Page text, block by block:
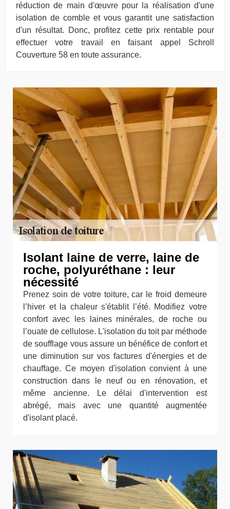
réduction de main d'œuvre pour la réalisation d'une
isolation de comble et vous garantit une satisfaction
d'un résultat. Donc, profitez cette prix rentable pour
effectuer votre travail en faisant appel Schroll
Couverture 58 en toute assurance.
Isolant laine de verre, laine de
roche, polyuréthane : leur
nécessité
Prenez soin de votre toiture, car le froid demeure
l’hiver et la chaleur s'établit l’été. Modifiez votre
confort avec les laines minérales, de roche ou
l’ouate de cellulose. L'isolation du toit par méthode
de soufflage vous assure un bénéfice de confort et
une diminution sur vos factures d'énergies et de
chauffage. Ce moyen d'isolation convient à une
construction dans le neuf ou en rénovation, et
même ancienne. Le délai d'intervention est
abrégé, mais avec une quantité augmentée
d'isolant placé.